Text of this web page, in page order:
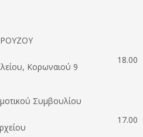
Κορωναιού 9
18.00
Συμβουλίου
17.00